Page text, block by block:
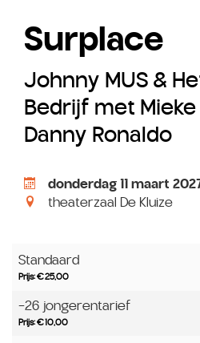
Surplace
Johnny MUS &
Bedrijf met
Danny Ronaldo
donderdag 11 maart
theaterzaal De Kluize
Standaard
Prijs: € 25,00
-26 jongerentarief
Prijs: € 10,00